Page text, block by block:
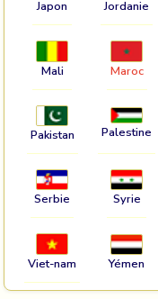
Japon Jordanie
Mali Maroc
Pakistan Palestine
Serbie Syrie
Viet-nam Yémen